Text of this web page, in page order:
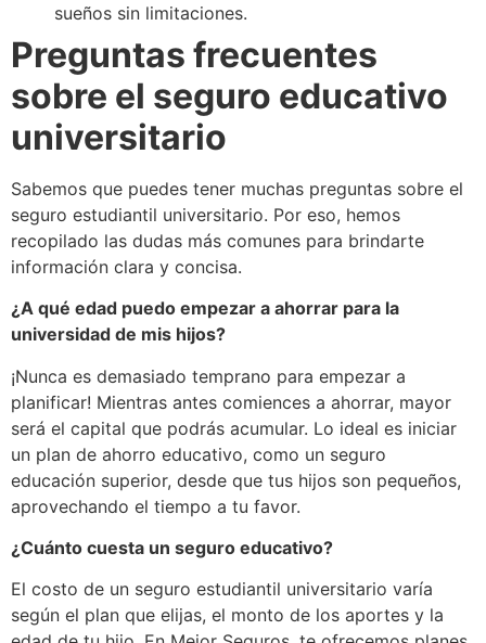
sueños sin limitaciones.
Preguntas frecuentes
sobre el seguro educativo
universitario
Sabemos que puedes tener muchas preguntas sobre el
seguro estudiantil universitario. Por eso, hemos
recopilado las dudas más comunes para brindarte
información clara y concisa.
¿A qué edad puedo empezar a ahorrar para la
universidad de mis hijos?
¡Nunca es demasiado temprano para empezar a
planificar! Mientras antes comiences a ahorrar, mayor
será el capital que podrás acumular. Lo ideal es iniciar
un plan de ahorro educativo, como un seguro
educación superior, desde que tus hijos son pequeños,
aprovechando el tiempo a tu favor.
¿Cuánto cuesta un seguro educativo?
El costo de un seguro estudiantil universitario varía
según el plan que elijas, el monto de los aportes y la